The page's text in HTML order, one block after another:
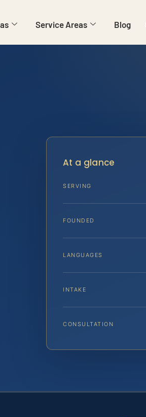
Service Areas Blog
At a glance
SERVING
FOUNDED
LANGUAGES
INTAKE
CONSULTATION